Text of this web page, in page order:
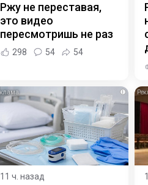
Ржу не переставая,
это видео
пересмотришь не раз
298 54 54
i
11 ч. назад